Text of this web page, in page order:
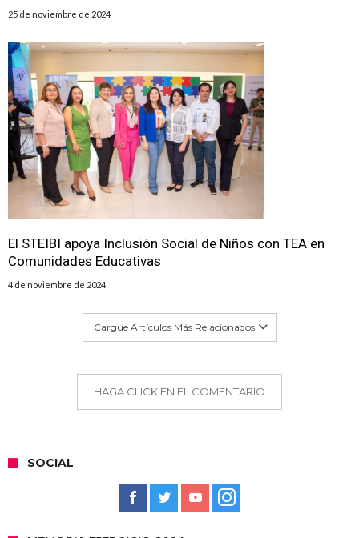
25 de noviembre de 2024
El STEIBI apoya Inclusión Social de Niños con TEA en
Comunidades Educativas
4 de noviembre de 2024
Cargue Artículos Más Relacionados
HAGA CLICK EN EL COMENTARIO
SOCIAL